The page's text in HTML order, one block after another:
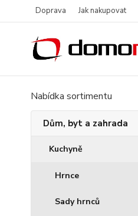
Doprava Jak nakupovat
Nabídka sortimentu
Dům, byt a zahrada
Kuchyně
Hrnce
Sady hrnců